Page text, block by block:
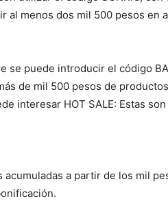
al menos dos mil 500 pesos en
se puede introducir el código
de mil 500 pesos de
interesar HOT SALE: Estas
acumuladas a partir de los mil